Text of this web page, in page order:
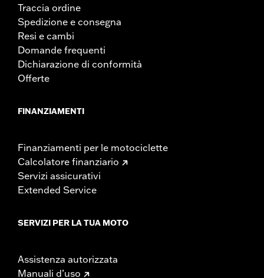
Traccia ordine
Spedizione e consegna
Resi e cambi
Domande frequenti
Dichiarazione di conformità
Offerte
FINANZIAMENTI
Finanziamenti per le motociclette
Calcolatore finanziario
Servizi assicurativi
Extended Service
SERVIZI PER LA TUA MOTO
Assistenza autorizzata
Manuali d’uso